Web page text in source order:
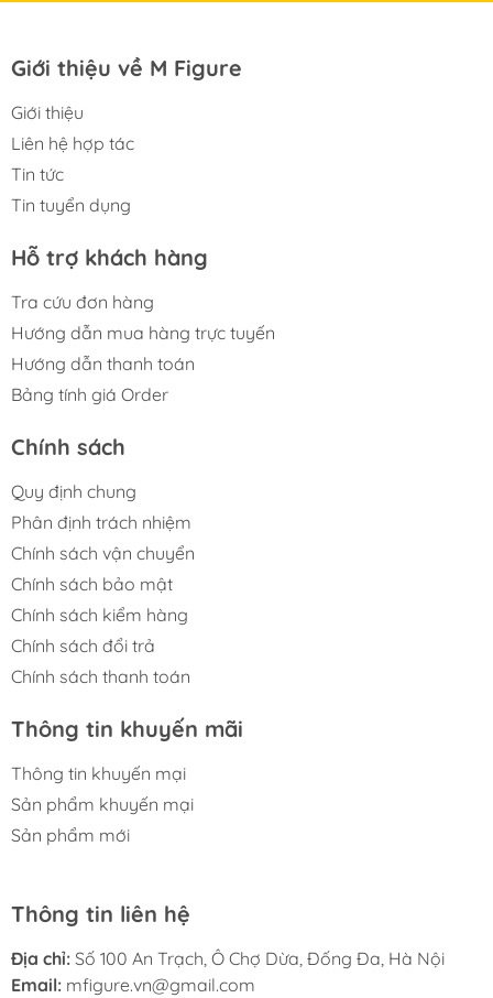
Giới thiệu về M Figure
Giới thiệu
Liên hệ hợp tác
Tin tức
Tin tuyển dụng
Hỗ trợ khách hàng
Tra cứu đơn hàng
Hướng dẫn mua hàng trực tuyến
Hướng dẫn thanh toán
Bảng tính giá Order
Chính sách
Quy định chung
Phân định trách nhiệm
Chính sách vận chuyển
Chính sách bảo mật
Chính sách kiểm hàng
Chính sách đổi trả
Chính sách thanh toán
Thông tin khuyến mãi
Thông tin khuyến mại
Sản phẩm khuyến mại
Sản phẩm mới
Thông tin liên hệ
Địa chỉ: Số 100 An Trạch, Ô Chợ Dừa, Đống Đa, Hà Nội
Email: mfigure.vn@gmail.com